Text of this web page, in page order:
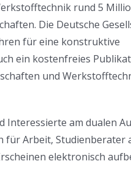
rund 5
Die Deutsche
für eine konstruktive
ein kostenfreies
und
Interessierte am dualen
Arbeit, Studienberater
elektronisch